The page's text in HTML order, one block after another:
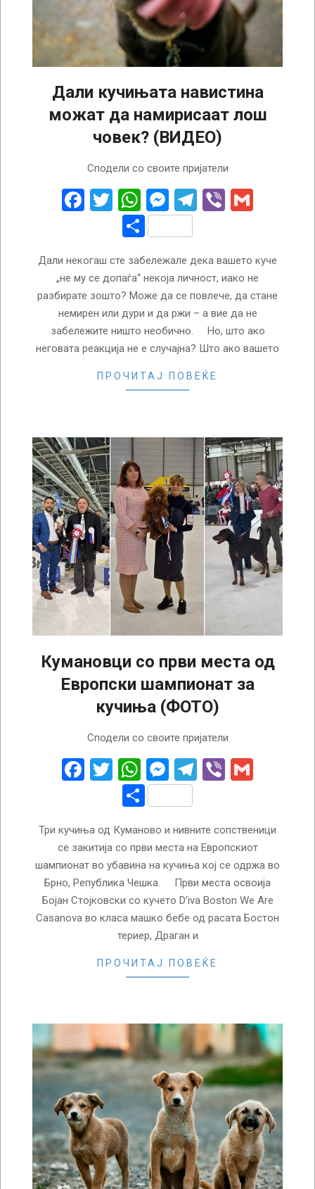
Дали кучињата навистина
можат да намирисаат лош
човек? (ВИДЕО)
Сподели со своите пријатели
Facebook
Twitter
WhatsApp
Messenger
Telegram
Viber
Share
Дали некогаш сте забележале дека вашето куче
„не му се допаѓа“ некоја личност, иако не
разбирате зошто? Може да се повлече, да стане
немирен или дури и да ржи – а вие да не
забележите ништо необично. Но, што ако
неговата реакција не е случајна? Што ако вашето
ПРОЧИТАЈ ПОВЕЌЕ
Кумановци со први места од
Европски шампионат за
кучиња (ФОТО)
Сподели со своите пријатели
Facebook
Twitter
WhatsApp
Messenger
Telegram
Viber
Share
Три кучиња од Куманово и нивните сопственици
се закитија со први места на Европскиот
шампионат во убавина на кучиња кој се одржа во
Брно, Република Чешка. Први места освоија
Бојан Стојковски со кучето D’iva Boston We Are
Casanova во класа машко бебе од расата Бостон
териер, Драган и
ПРОЧИТАЈ ПОВЕЌЕ